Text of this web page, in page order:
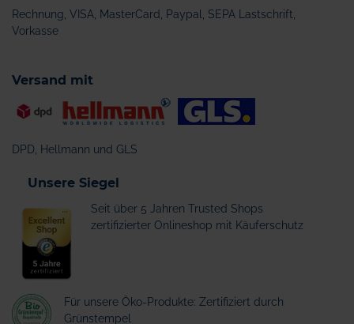
Rechnung, VISA, MasterCard, Paypal, SEPA Lastschrift,
Vorkasse
Versand mit
DPD, Hellmann und GLS
Unsere Siegel
Seit über 5 Jahren Trusted Shops
zertifizierter Onlineshop mit Käuferschutz
Für unsere Öko-Produkte: Zertifiziert durch
Grünstempel